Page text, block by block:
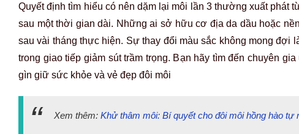
Quyết định tìm hiểu có nên dặm lại môi lần 3 thường xuất phát
sau một thời gian dài. Những ai sở hữu cơ địa da dầu hoặc
sau vài tháng thực hiện. Sự thay đổi màu sắc không mong đợi
trong giao tiếp giảm sút trầm trọng. Bạn hãy tìm đến chuyên
gìn giữ sức khỏe và vẻ đẹp đôi môi
Xem thêm: Khử thâm môi: Bí quyết cho đôi môi hồng hào tự